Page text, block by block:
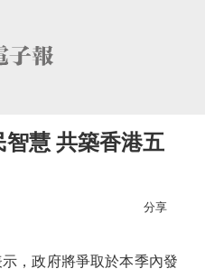
慧 共築香港五
分享
政府將爭取於本季內發